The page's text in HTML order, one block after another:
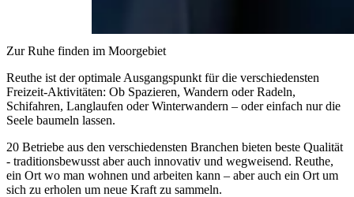
Zur Ruhe finden im Moorgebiet
Reuthe ist der optimale Ausgangspunkt für die verschiedensten
Freizeit-Aktivitäten: Ob Spazieren, Wandern oder Radeln,
Schifahren, Langlaufen oder Winterwandern – oder einfach nur die
Seele baumeln lassen.
20 Betriebe aus den verschiedensten Branchen bieten beste Qualität
- traditionsbewusst aber auch innovativ und wegweisend. Reuthe,
ein Ort wo man wohnen und arbeiten kann – aber auch ein Ort um
sich zu erholen um neue Kraft zu sammeln.